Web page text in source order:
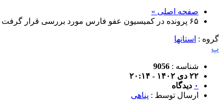
صفحه اصلی »
۶۵ پرونده در کمیسیون عفو فارس مورد بررسی قرار گرفت
گروه : استانها
پ
شناسه : 9056
۲۲ دی ۱۴۰۲ - ۲۰:۱۴
۰ دیدگاه
ارسال توسط : پناهی